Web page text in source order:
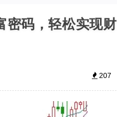
密码，轻松实现财
207